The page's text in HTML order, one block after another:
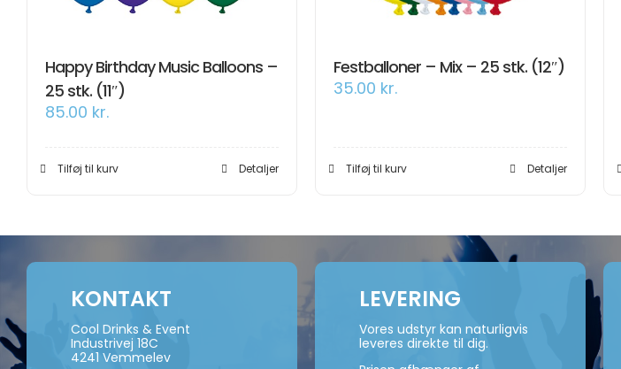
Happy Birthday Music Balloons –
25 stk. (11″)
85.00 kr.
Tilføj til kurv Detaljer
Festballoner – Mix – 25 stk. (12″)
35.00 kr.
Tilføj til kurv Detaljer
KONTAKT
Cool Drinks & Event
Industrivej 18C
4241 Vemmelev
LEVERING
Vores udstyr kan naturligvis
leveres direkte til dig.